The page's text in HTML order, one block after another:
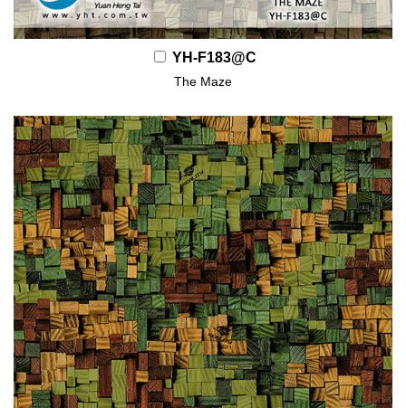
YH-F183@C
The Maze